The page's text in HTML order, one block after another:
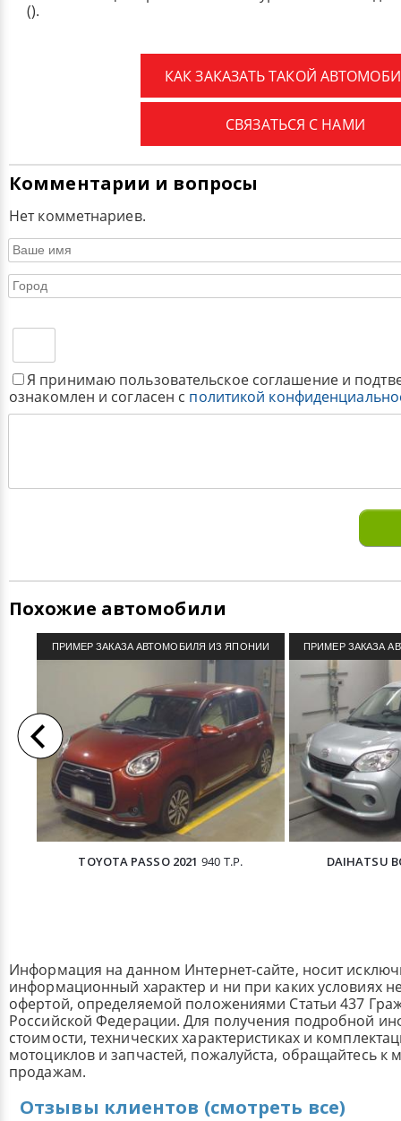
().
КАК ЗАКАЗАТЬ ТАКОЙ
СВЯЗАТЬСЯ С НАМИ
Комментарии и вопросы
Нет комметнариев.
Я принимаю пользовательское соглашение и
ознакомлен и согласен с политикой
Похожие автомобили
ПРИМЕР ЗАКАЗА АВТОМОБИЛЯ ИЗ ЯПОНИИ
TOYOTA PASSO 2021 940 Т.Р.
ПРИМЕР ЗАКАЗА
DAIHATSU
Информация на данном Интернет-сайте, носит
информационный характер и ни при каких условиях
офертой, определяемой положениями Статьи 437
Российской Федерации. Для получения подробной
стоимости, технических характеристиках и
мотоциклов и запчастей, пожалуйста, обращайтесь к
продажам.
Отзывы клиентов (смотреть все)